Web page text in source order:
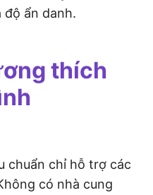
độ ẩn danh.
thích
chuẩn chỉ hỗ trợ các
có nhà cung